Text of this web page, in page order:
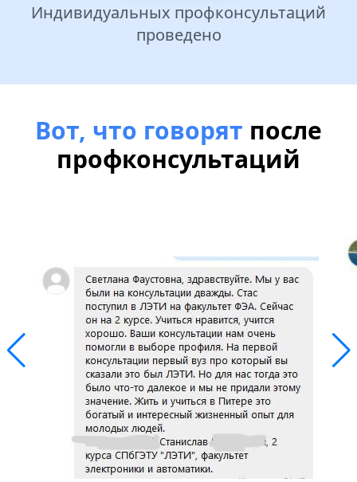
Индивидуальных профконсультаций
проведено
Вот, что говорят после
профконсультаций